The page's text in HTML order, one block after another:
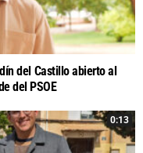
del Castillo abierto al
del PSOE
0:13